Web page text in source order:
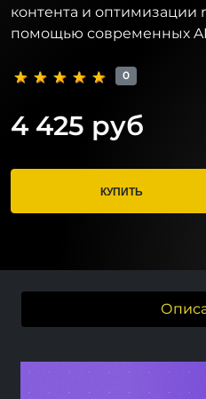
контента и оптимизации
помощью современных
0
4 425 руб
КУПИТЬ